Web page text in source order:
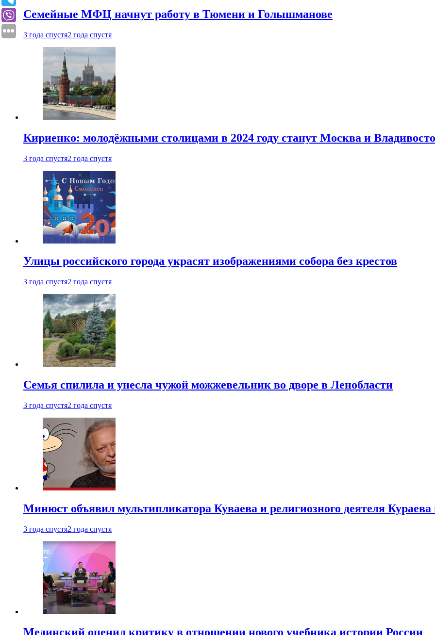
Семейные МФЦ начнут работу в Тюмени и Голышманове
3 года спустя2 года спустя
Кириенко: молодёжными столицами в 2024 году станут Москва и
3 года спустя2 года спустя
Улицы российского города украсят изображениями собора без крестов
3 года спустя2 года спустя
Семья спилила и унесла чужой можжевельник во дворе в Ленобласти
3 года спустя2 года спустя
Минюст объявил мультипликатора Куваева и религиозного деятеля
3 года спустя2 года спустя
Мединский оценил критику в отношении нового учебника истории России